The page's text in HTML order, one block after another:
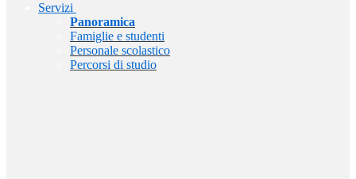
Servizi
Panoramica
Famiglie e studenti
Personale scolastico
Percorsi di studio